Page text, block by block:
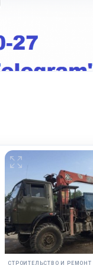
СТРОИТЕЛЬСТВО И РЕМОНТ